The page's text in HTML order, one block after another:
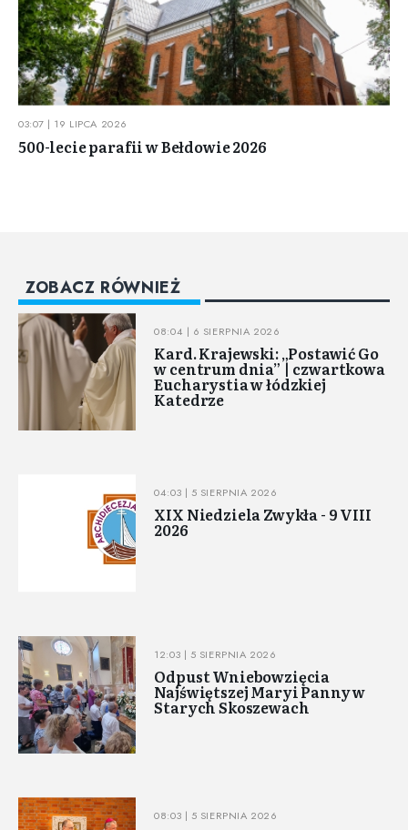
03:07 | 19 LIPCA 2026
500-lecie parafii w Bełdowie 2026
ZOBACZ RÓWNIEŻ
08:04 | 6 SIERPNIA 2026
Kard. Krajewski: „Postawić Go
w centrum dnia” | czwartkowa
Eucharystia w łódzkiej
Katedrze
04:03 | 5 SIERPNIA 2026
XIX Niedziela Zwykła - 9 VIII
2026
12:03 | 5 SIERPNIA 2026
Odpust Wniebowzięcia
Najświętszej Maryi Panny w
Starych Skoszewach
08:03 | 5 SIERPNIA 2026